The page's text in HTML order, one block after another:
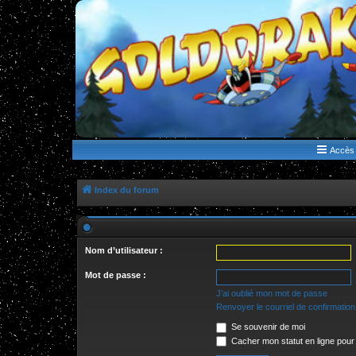
WWW.GOLDORAKGO.COM
le site de la Lune Rouge
Accès
Index du forum
Nom d’utilisateur :
Mot de passe :
J’ai oublié mon mot de passe
Renvoyer le courriel de confirmation
Se souvenir de moi
Cacher mon statut en ligne